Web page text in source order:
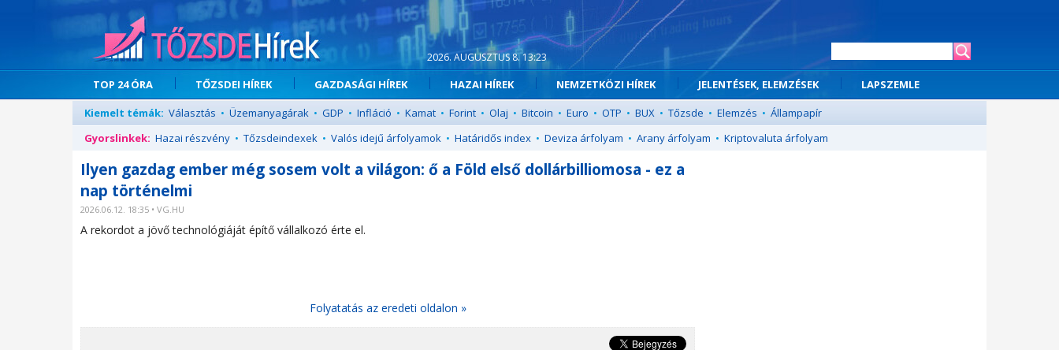
2026. AUGUSZTUS 8. 13:23
TOP 24 ÓRA TŐZSDEI HÍREK GAZDASÁGI HÍREK HAZAI HÍREK NEMZETKÖZI HÍREK JELENTÉSEK, ELEMZÉSEK
LAPSZEMLE
Kiemelt témák: Választás • Üzemanyagárak • GDP • Infláció • Kamat • Forint • Olaj • Bitcoin • Euro • OTP • BUX • Tőzsde • Elemzés • Állampapír
Gyorslinkek: Hazai részvény • Tőzsdeindexek • Valós idejű árfolyamok • Határidős index • Deviza árfolyam • Arany árfolyam • Kriptovaluta árfolyam
Ilyen gazdag ember még sosem volt a világon: ő a Föld első dollárbilliomosa - ez a
nap történelmi
2026.06.12. 18:35 • VG.HU
A rekordot a jövő technológiáját építő vállalkozó érte el.
Folyatatás az eredeti oldalon »